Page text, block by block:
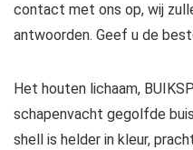
contact met ons op, wij
antwoorden. Geef u de
Het houten lichaam,
schapenvacht gegolfde
shell is helder in kleur,